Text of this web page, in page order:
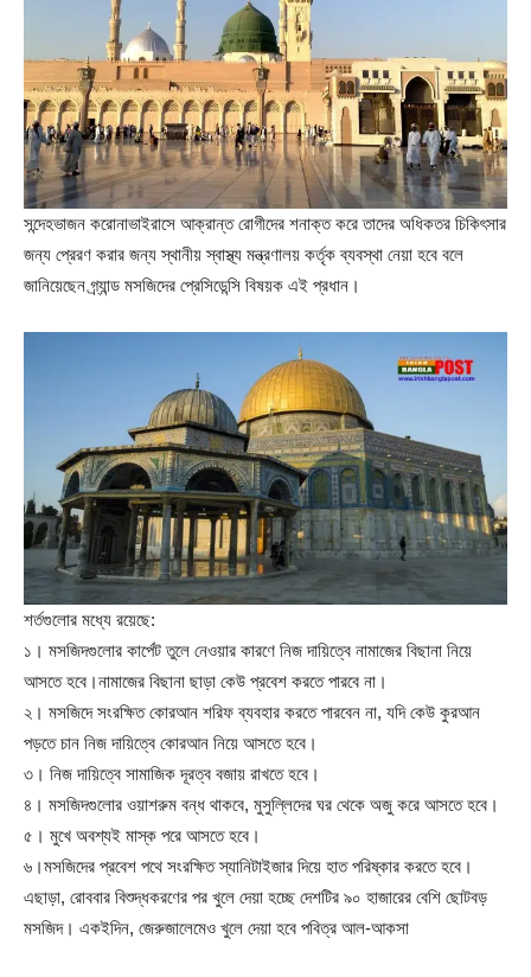
সন্দেহভাজন করোনাভাইরাসে আক্রান্ত রোগীদের শনাক্ত করে তাদের অধিকতর চিকিৎসার
জন্য প্রেরণ করার জন্য স্থানীয় স্বাস্থ্য মন্ত্রণালয় কর্তৃক ব্যবস্থা নেয়া হবে বলে
জানিয়েছেন গ্র্যান্ড মসজিদের প্রেসিডেন্সি বিষয়ক এই প্রধান।
শর্তগুলোর মধ্যে রয়েছে:
১। মসজিদগুলোর কার্পেট তুলে নেওয়ার কারণে নিজ দায়িত্বে নামাজের বিছানা নিয়ে
আসতে হবে।নামাজের বিছানা ছাড়া কেউ প্রবেশ করতে পারবে না।
২। মসজিদে সংরক্ষিত কোরআন শরিফ ব্যবহার করতে পারবেন না, যদি কেউ কুরআন
পড়তে চান নিজ দায়িত্বে কোরআন নিয়ে আসতে হবে।
৩। নিজ দায়িত্বে সামাজিক দূরত্ব বজায় রাখতে হবে।
৪। মসজিদগুলোর ওয়াশরুম বন্ধ থাকবে, মুসুল্লিদের ঘর থেকে অজু করে আসতে হবে।
৫। মুখে অবশ্যই মাস্ক পরে আসতে হবে।
৬।মসজিদের প্রবেশ পথে সংরক্ষিত স্যানিটাইজার দিয়ে হাত পরিষ্কার করতে হবে।
এছাড়া, রোববার বিশুদ্ধকরণের পর খুলে দেয়া হচ্ছে দেশটির ৯০ হাজারের বেশি ছোটবড়
মসজিদ। একইদিন, জেরুজালেমেও খুলে দেয়া হবে পবিত্র আল-আকসা